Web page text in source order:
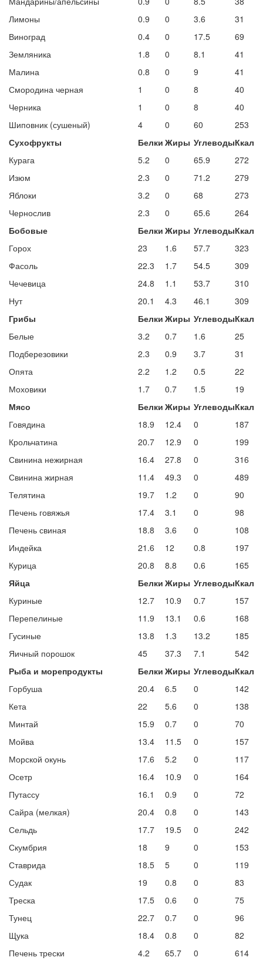
Лимоны
0.9 0 3.6
31
Виноград
0.4 0 17.5
69
Земляника
1.8 0 8.1
41
Малина
0.8 0 9
41
Смородина черная
1 0 8
40
Черника
1 0 8
40
Шиповник (сушеный)
4 0 60
253
Сухофрукты
Белки Жиры УглеводыКкал
Курага
5.2 0 65.9
272
Изюм
2.3 0 71.2
279
Яблоки
3.2 0 68
273
Чернослив
2.3 0 65.6
264
Бобовые
Белки Жиры УглеводыКкал
Горох
23 1.6 57.7
323
Фасоль
22.3 1.7 54.5
309
Чечевица
24.8 1.1 53.7
310
Нут
20.1 4.3 46.1
309
Грибы
Белки Жиры УглеводыКкал
Белые
3.2 0.7 1.6
25
Подберезовики
2.3 0.9 3.7
31
Опята
2.2 1.2 0.5
22
Моховики
1.7 0.7 1.5
19
Мясо
Белки Жиры УглеводыКкал
Говядина
18.9 12.4 0
187
Крольчатина
20.7 12.9 0
199
Свинина нежирная
16.4 27.8 0
316
Свинина жирная
11.4 49.3 0
489
Телятина
19.7 1.2 0
90
Печень говяжья
17.4 3.1 0
98
Печень свиная
18.8 3.6 0
108
Индейка
21.6 12 0.8
197
Курица
20.8 8.8 0.6
165
Яйца
Белки Жиры УглеводыКкал
Куриные
12.7 10.9 0.7
157
Перепелиные
11.9 13.1 0.6
168
Гусиные
13.8 1.3 13.2
185
Яичный порошок
45 37.3 7.1
542
Рыба и морепродукты
Белки Жиры УглеводыКкал
Горбуша
20.4 6.5 0
142
Кета
22 5.6 0
138
Минтай
15.9 0.7 0
70
Мойва
13.4 11.5 0
157
Морской окунь
17.6 5.2 0
117
Осетр
16.4 10.9 0
164
Путассу
16.1 0.9 0
72
Сайра (мелкая)
20.4 0.8 0
143
Сельдь
17.7 19.5 0
242
Скумбрия
18 9 0
153
Ставрида
18.5 5 0
119
Судак
19 0.8 0
83
Треска
17.5 0.6 0
75
Тунец
22.7 0.7 0
96
Щука
18.4 0.8 0
82
Печень трески
4.2 65.7 0
614